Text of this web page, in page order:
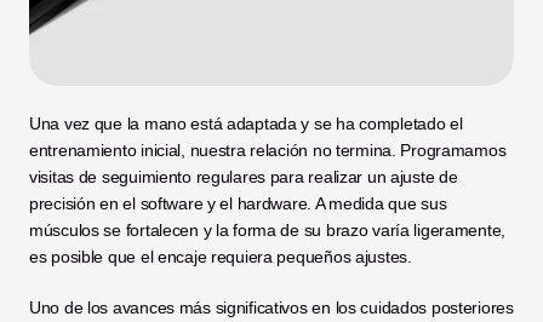
Una vez que la mano está adaptada y se ha completado el
entrenamiento inicial, nuestra relación no termina. Programamos
visitas de seguimiento regulares para realizar un ajuste de
precisión en el software y el hardware. A medida que sus
músculos se fortalecen y la forma de su brazo varía ligeramente,
es posible que el encaje requiera pequeños ajustes.
Uno de los avances más significativos en los cuidados posteriores